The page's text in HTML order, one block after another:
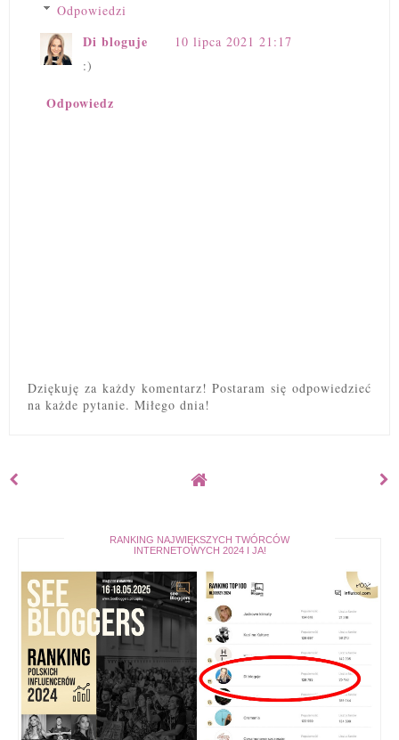
Odpowiedzi
Di bloguje
10 lipca 2021 21:17
:)
Odpowiedz
Dziękuję za każdy komentarz! Postaram się odpowiedzieć
na każde pytanie. Miłego dnia!
RANKING NAJWIĘKSZYCH TWÓRCÓW
INTERNETOWYCH 2024 I JA!